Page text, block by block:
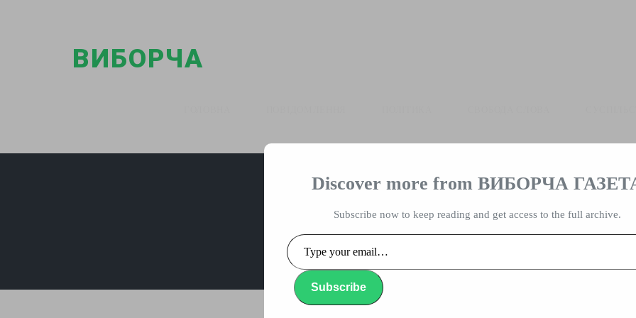
ВИБОРЧА
влада, вибори, народ
Discover more from ВИБОРЧА
Subscribe now to keep reading and get access to the full archive.
Type
your
email…
Subscribe